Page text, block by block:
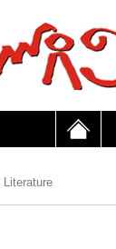
Literature